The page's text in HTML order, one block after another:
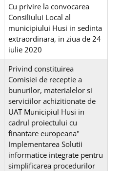
Cu privire la convocarea
Consiliului Local al
municipiului Husi in sedinta
extraordinara, in ziua de 24
iulie 2020
Privind constituirea
Comisiei de receptie a
bunurilor, materialelor si
serviciilor achizitionate de
UAT Municipiul Husi in
cadrul proiectului cu
finantare europeana"
Implementarea Solutii
informatice integrate pentru
simplificarea procedurilor